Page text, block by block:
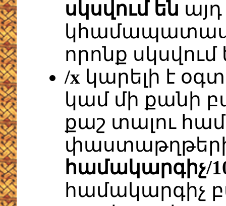
սկսվում են
որոնք սկսվում
/x կարելի է
կամ մի քանի
քաշ տալու
համակարգիչ/
համակարգիչ